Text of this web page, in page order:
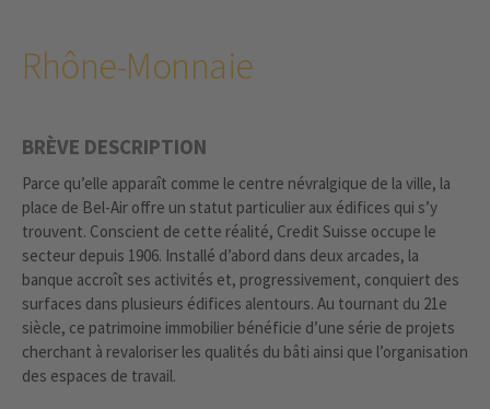
Rhône-Monnaie
BRÈVE DESCRIPTION
Parce qu’elle apparaît comme le centre névralgique de la ville, la
place de Bel-Air offre un statut particulier aux édifices qui s’y
trouvent. Conscient de cette réalité, Credit Suisse occupe le
secteur depuis 1906. Installé d’abord dans deux arcades, la
banque accroît ses activités et, progressivement, conquiert des
surfaces dans plusieurs édifices alentours. Au tournant du 21e
siècle, ce patrimoine immobilier bénéficie d’une série de projets
cherchant à revaloriser les qualités du bâti ainsi que l’organisation
des espaces de travail.